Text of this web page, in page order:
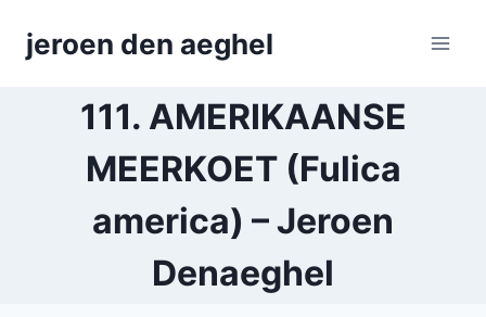
jeroen den aeghel
111. AMERIKAANSE
MEERKOET (Fulica
america) – Jeroen
Denaeghel